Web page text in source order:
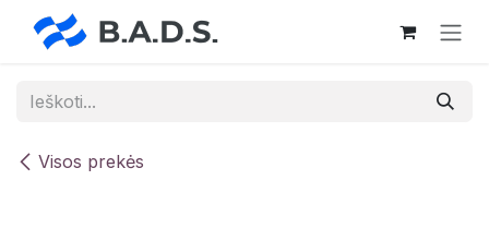
Skip to Content
Visos prekės